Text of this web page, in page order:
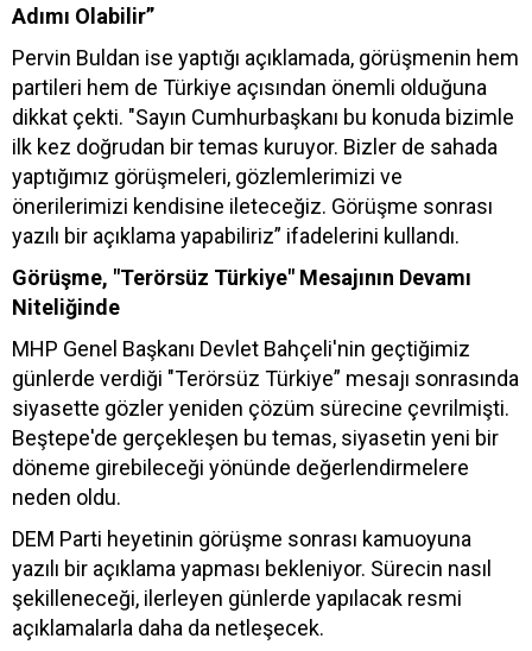
Adımı Olabilir”
Pervin Buldan ise yaptığı açıklamada, görüşmenin hem
partileri hem de Türkiye açısından önemli olduğuna
dikkat çekti. "Sayın Cumhurbaşkanı bu konuda bizimle
ilk kez doğrudan bir temas kuruyor. Bizler de sahada
yaptığımız görüşmeleri, gözlemlerimizi ve
önerilerimizi kendisine ileteceğiz. Görüşme sonrası
yazılı bir açıklama yapabiliriz” ifadelerini kullandı.
Görüşme, "Terörsüz Türkiye" Mesajının Devamı
Niteliğinde
MHP Genel Başkanı Devlet Bahçeli'nin geçtiğimiz
günlerde verdiği "Terörsüz Türkiye” mesajı sonrasında
siyasette gözler yeniden çözüm sürecine çevrilmişti.
Beştepe'de gerçekleşen bu temas, siyasetin yeni bir
döneme girebileceği yönünde değerlendirmelere
neden oldu.
DEM Parti heyetinin görüşme sonrası kamuoyuna
yazılı bir açıklama yapması bekleniyor. Sürecin nasıl
şekilleneceği, ilerleyen günlerde yapılacak resmi
açıklamalarla daha da netleşecek.